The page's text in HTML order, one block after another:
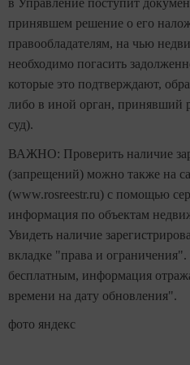
в Управление поступит
принявшем решение о его
правообладателям, на чью
необходимо погасить
которые это подтверждают,
либо в иной орган, принявший
суд).
ВАЖНО: Проверить наличие
(запрещений) можно также на
(www.rosreestr.ru) с помощью
информация по объектам
Увидеть наличие
вкладке "права и ограничения".
бесплатным, информация
времени на дату обновления".
фото яндекс